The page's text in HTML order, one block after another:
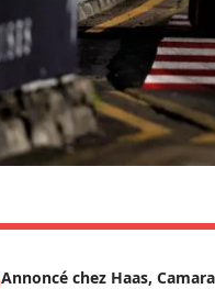
Annoncé chez Haas,